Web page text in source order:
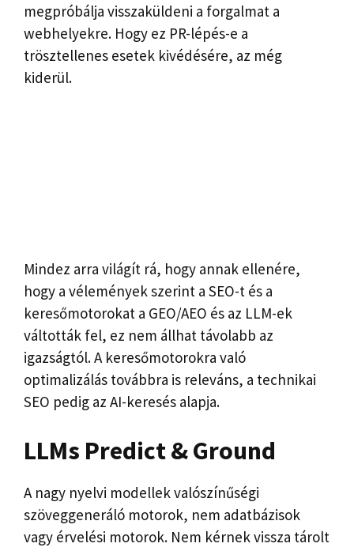
megpróbálja visszaküldeni a forgalmat a
webhelyekre. Hogy ez PR-lépés-e a
trösztellenes esetek kivédésére, az még
kiderül.
Mindez arra világít rá, hogy annak ellenére,
hogy a vélemények szerint a SEO-t és a
keresőmotorokat a GEO/AEO és az LLM-ek
váltották fel, ez nem állhat távolabb az
igazságtól. A keresőmotorokra való
optimalizálás továbbra is releváns, a technikai
SEO pedig az AI-keresés alapja.
LLMs Predict & Ground
A nagy nyelvi modellek valószínűségi
szöveggeneráló motorok, nem adatbázisok
vagy érvelési motorok. Nem kérnek vissza tárolt